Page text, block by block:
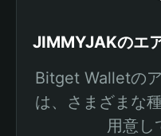
JIMMYJAKのエ
Bitget Walletの
は、さまざまな
用意し